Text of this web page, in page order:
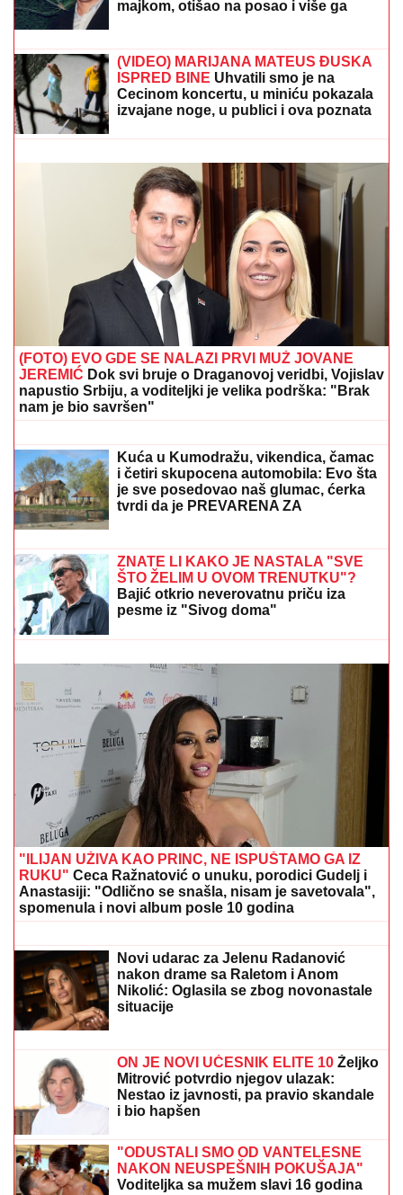
FARMACEUTA?!Milan popio kafu sa
majkom, otišao na posao i više ga
NIKO NIJE VIDEO: Supruzi je poslao
OVU poruku (FOTO)
"HOĆEŠ TI DA SE SKIDAŠ ILI JA DA TE SKINEM?"
Pevačica doživela jezivo zlostavljanje, o traumi samo
jednom govorila: "Ceo dan sam bila zaključana"
(VIDEO) MARIJANA MATEUS ĐUSKA
ISPRED BINEUhvatili smo je na
Cecinom koncertu, u miniću pokazala
izvajane noge, u publici i ova poznata
pevačica uživa sa mužem
Rekao sam da je nemoguće da
potpišem za Partizan! Vildoza se
prisetio izjave, pa poslao jasnu poruku
(FOTO) EVO GDE SE NALAZI PRVI MUŽ JOVANE
Dok svi bruje o Draganovoj veridbi, Vojislav
napustio Srbiju, a voditeljki je velika podrška: "Brak
nam je bio savršen"
Tinejdžerka (18) izbodena nožem u
centru Beograda: Hitno prevezena u
Urgentni
Kuća u Kumodražu, vikendica, čamac
i četiri skupocena automobila: Evo šta
je sve posedovao naš glumac, ćerka
NASLEDSTVO
(VIDEO) TRUDNA ANITA DOVEZLA LUKU NA PINK
Strasno se grle i ljube u kolima, ne pušta ga: Blista
pred porođaj